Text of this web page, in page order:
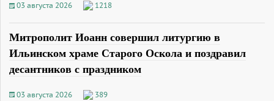
03 августа 2026 1218
Митрополит Иоанн совершил литургию в
Ильинском храме Старого Оскола и поздравил
десантников с праздником
03 августа 2026 389